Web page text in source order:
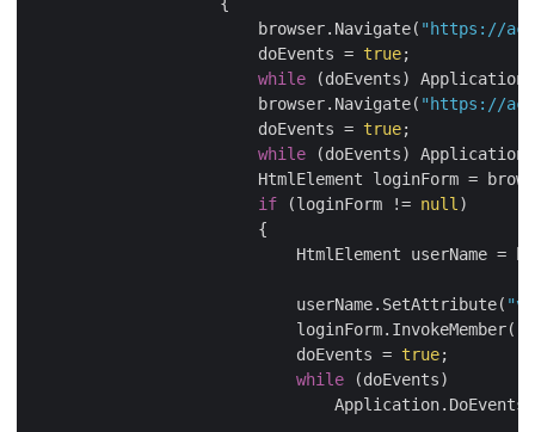
                        browser.Navigate(
"https://
                        doEvents =
true;
while (doEvents)
                        browser.Navigate(
"https://
                        doEvents =
true;
while (doEvents)
HtmlElement loginForm =
if (loginForm != null )
                        {
HtmlElement userName =
                            userName.SetAttribute(
                            loginForm.InvokeMember(
                            doEvents =
true;
while (doEvents)